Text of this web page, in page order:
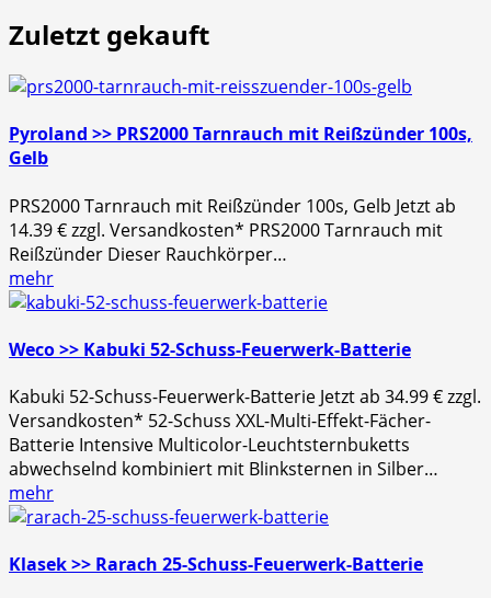
Zuletzt gekauft
Pyroland >> PRS2000 Tarnrauch mit Reißzünder 100s,
Gelb
PRS2000 Tarnrauch mit Reißzünder 100s, Gelb Jetzt ab
14.39 € zzgl. Versandkosten* PRS2000 Tarnrauch mit
Reißzünder Dieser Rauchkörper…
mehr
Weco >> Kabuki 52-Schuss-Feuerwerk-Batterie
Kabuki 52-Schuss-Feuerwerk-Batterie Jetzt ab 34.99 € zzgl.
Versandkosten* 52-Schuss XXL-Multi-Effekt-Fächer-
Batterie Intensive Multicolor-Leuchtsternbuketts
abwechselnd kombiniert mit Blinksternen in Silber…
mehr
Klasek >> Rarach 25-Schuss-Feuerwerk-Batterie